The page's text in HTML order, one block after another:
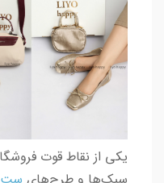
یکی از نقاط قوت